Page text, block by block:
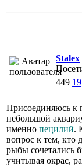
Stalex
449 19
Присоединяюсь к
небольшой
именно пецилий.
вопрос к тем, кто
рыбы сочетались
учитывая окрас,